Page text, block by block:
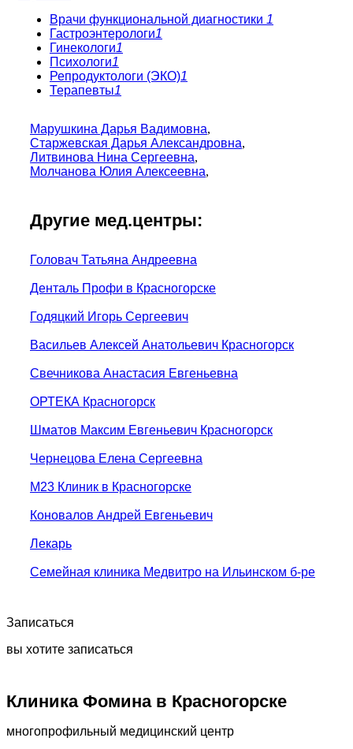
Врачи функциональной диагностики 1
Гастроэнтерологи1
Гинекологи1
Психологи1
Репродуктологи (ЭКО)1
Терапевты1
Марушкина Дарья Вадимовна,
Старжевская Дарья Александровна,
Литвинова Нина Сергеевна,
Молчанова Юлия Алексеевна,
Другие мед.центры:
Головач Татьяна Андреевна
Денталь Профи в Красногорске
Годяцкий Игорь Сергеевич
Васильев Алексей Анатольевич Красногорск
Свечникова Анастасия Евгеньевна
ОРТЕКА Красногорск
Шматов Максим Евгеньевич Красногорск
Чернецова Елена Сергеевна
М23 Клиник в Красногорске
Коновалов Андрей Евгеньевич
Лекарь
Семейная клиника Медвитро на Ильинском б-ре
Записаться
вы хотите записаться
Клиника Фомина в Красногорске
многопрофильный медицинский центр